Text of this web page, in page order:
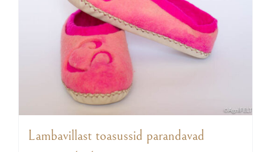
Lambavillast toasussid parandavad